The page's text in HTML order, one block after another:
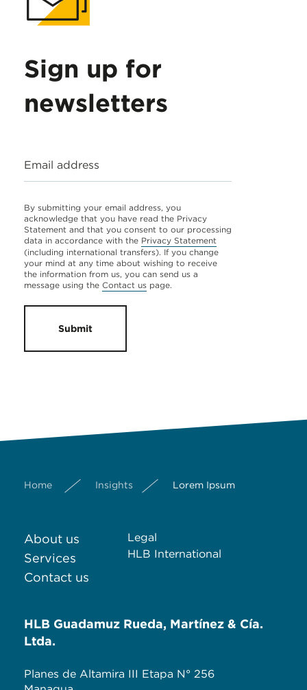
Sign up for
newsletters
Email address
By submitting your email address, you
acknowledge that you have read the Privacy
Statement and that you consent to our processing
data in accordance with the Privacy Statement
(including international transfers). If you change
your mind at any time about wishing to receive
the information from us, you can send us a
message using the Contact us page.
Submit
Home Insights Lorem Ipsum
About us
Services
Contact us
Legal
HLB International
HLB Guadamuz Rueda, Martínez & Cía.
Ltda.
Planes de Altamira III Etapa N° 256